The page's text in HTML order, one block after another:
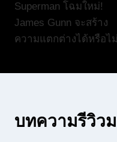
เรื่อง
Superman โฉมใหม่!
James Gunn จะสร้าง
ความแตกต่างได้หรือไ
บทความรีวิว